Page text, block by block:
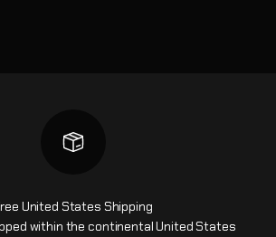
United States Shipping
within the continental United States